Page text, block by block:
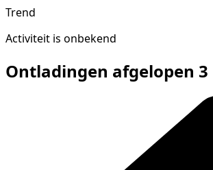
Trend
Activiteit is onbekend
Ontladingen afgelopen